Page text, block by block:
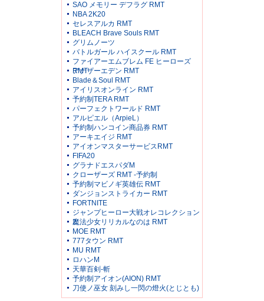
SAO メモリー デフラグ RMT
NBA 2K20
セレスアルカ RMT
BLEACH Brave Souls RMT
グリムノーツ
バトルガール ハイスクール RMT
ファイアーエムブレム FE ヒーローズ
RMT
アナザーエデン RMT
Blade＆Soul RMT
アイリスオンライン RMT
予約制TERA RMT
パーフェクトワールド RMT
アルピエル（ArpieL）
予約制ハンコイン商品券 RMT
アーキエイジ RMT
アイオンマスターサービスRMT
FIFA20
グラナドエスパダM
クローザーズ RMT -予約制
予約制マビノギ英雄伝 RMT
ダンジョンストライカー RMT
FORTNITE
ジャンプヒーロー大戦オレコレクション
2
魔法少女リリカルなのは RMT
MOE RMT
777タウン RMT
MU RMT
ロハンM
天華百剣-斬
予約制アイオン(AION) RMT
刀使ノ巫女 刻みし一閃の燈火(とじとも)